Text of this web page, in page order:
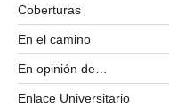
Coberturas
En el camino
En opinión de…
Enlace Universitario